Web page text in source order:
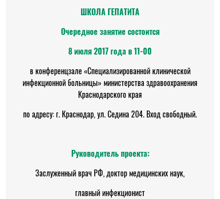
ШКОЛА ГЕПАТИТА
Очередное занятие состоится
8 июля 2017 года в 11-00
в конференцзале «Специализированной клинической
инфекционной больницы» министерства здравоохранения
Краснодарского края
по адресу: г. Краснодар, ул. Седина 204. Вход свободный.
Руководитель проекта:
Заслуженный врач РФ, доктор медицинских наук,
главный инфекционист